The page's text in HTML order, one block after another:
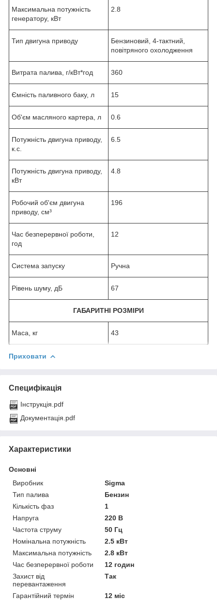
Максимальна потужність
генератору, кВт
2.8
Тип двигуна приводу
Бензиновий, 4-тактний,
повітряного охолодження
Витрата палива, г/кВт*год 360
Ємність паливного баку, л 15
Об'єм масляного картера, л 0.6
Потужність двигуна приводу,
к.с.
6.5
Потужність двигуна приводу,
кВт
4.8
Робочий об'єм двигуна
приводу, см³
196
Час безперервної роботи,
год
12
Система запуску Ручна
Рівень шуму, дБ 67
ГАБАРИТНІ РОЗМІРИ
Маса, кг 43
Приховати
Специфікація
Інструкція.pdf
Документація.pdf
Характеристики
Основні
Виробник
Sigma
Тип палива
Бензин
Кількість фаз
1
Напруга
220 В
Частота струму
50 Гц
Номінальна потужність
2.5 кВт
Максимальна потужність
2.8 кВт
Час безперервної роботи
12 годин
Захист від
перевантаження
Так
Гарантійний термін
12 міс